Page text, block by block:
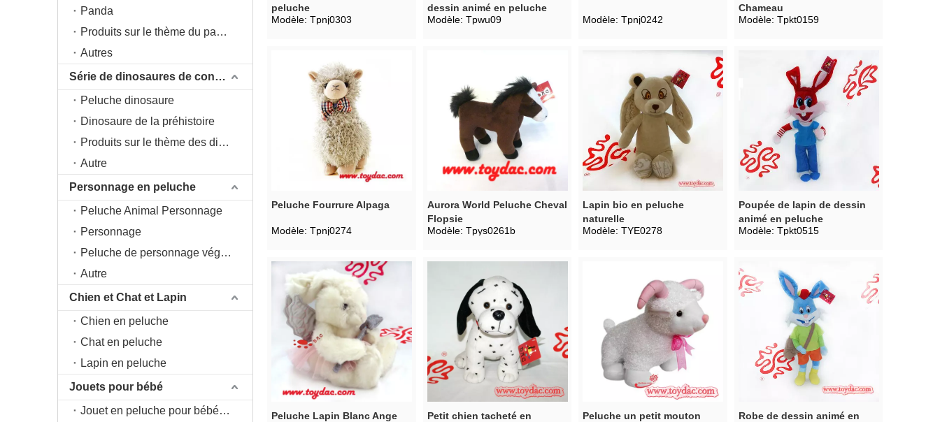
Panda
Produits sur le thème du panda
Autres
Série de dinosaures de conception originale DAC
Peluche dinosaure
Dinosaure de la préhistoire
Produits sur le thème des dinosaures
Autre
Personnage en peluche
Peluche Animal Personnage
Personnage
Peluche de personnage végétal
Autre
Chien et Chat et Lapin
Chien en peluche
Chat en peluche
Lapin en peluche
Jouets pour bébé
Jouet en peluche pour bébé 0+
peluche
Modèle: Tpnj0303
dessin animé en peluche
Modèle: Tpwu09 Modèle: Tpnj0242
Chameau
Modèle: Tpkt0159
Peluche Fourrure Alpaga
Modèle: Tpnj0274
Aurora World Peluche Cheval
Flopsie
Modèle: Tpys0261b
Lapin bio en peluche
naturelle
Modèle: TYE0278
Poupée de lapin de dessin
animé en peluche
Modèle: Tpkt0515
Peluche Lapin Blanc Ange
Petit chien tacheté en
Peluche un petit mouton
Robe de dessin animé en